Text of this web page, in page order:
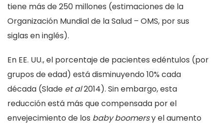
tiene más de 250 millones (estimaciones de la
Organización Mundial de la Salud – OMS, por sus
siglas en inglés).
En EE. UU., el porcentaje de pacientes edéntulos (por
grupos de edad) está disminuyendo 10% cada
década (Slade et al2014). Sin embargo, esta
reducción está más que compensada por el
envejecimiento de los baby boomersy el aumento